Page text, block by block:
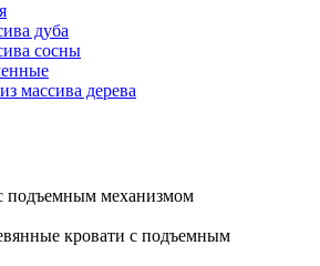
дуба
сосны
массива дерева
подъемным механизмом
кровати с подъемным